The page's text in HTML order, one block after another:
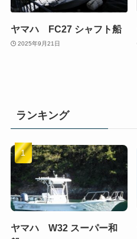
ヤマハ FC27 シャフト船
2025年9月21日
ランキング
ヤマハ W32 スーパー和